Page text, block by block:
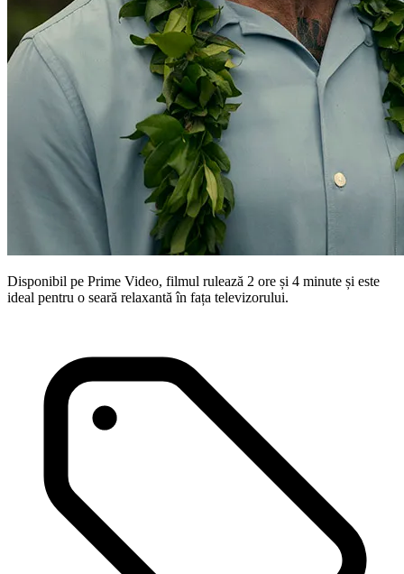
Disponibil pe Prime Video, filmul rulează 2 ore și 4 minute și este
ideal pentru o seară relaxantă în fața televizorului.